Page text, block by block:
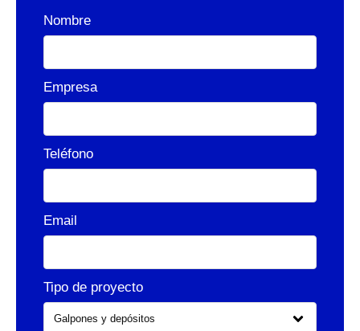
Nombre
Empresa
Teléfono
Email
Tipo de proyecto